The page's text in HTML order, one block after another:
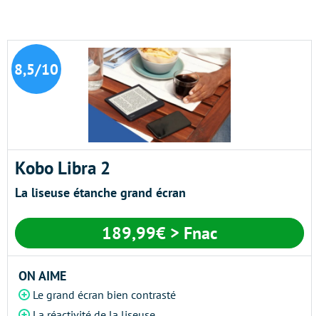
8,5/10
Kobo Libra 2
La liseuse étanche grand écran
189,99€ > Fnac
ON AIME
Le grand écran bien contrasté